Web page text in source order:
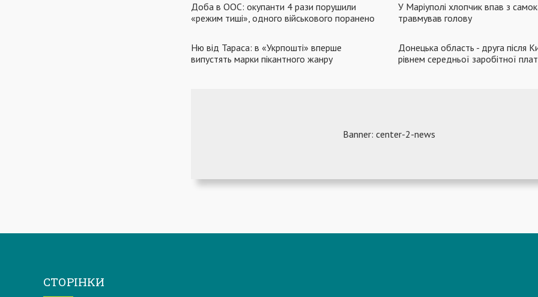
Доба в ООС: окупанти 4 рази порушили
«режим тиші», одного військового поранено
У Маріуполі хлопчик впав з
травмував голову
Ню від Тараса: в «Укрпошті» вперше
випустять марки пікантного жанру
Донецька область - друга після
рівнем середньої заробітної
СТОРІНКИ